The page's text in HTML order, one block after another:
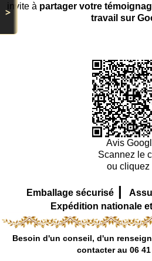
>
invite à partager votre
travail sur
Avis
Scannez le
ou cliquez
Emballage sécurisé |
Expédition nationale
Besoin d'un conseil, d'un
contacter au 06 41